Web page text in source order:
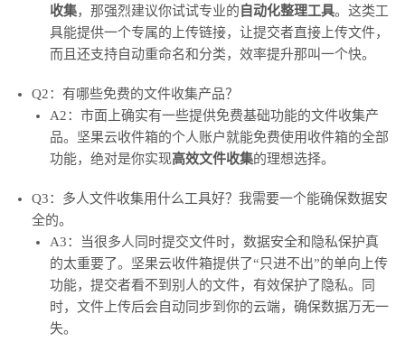
收集，那强烈建议你试试专业的 自动化整理工具。这类工
具能提供一个专属的上传链接，让提交者直接上传文件，
而且还支持自动重命名和分类，效率提升那叫一个快。
Q2：有哪些免费的文件收集产品？
A2：市面上确实有一些提供免费基础功能的文件收集产
品。坚果云收件箱的个人账户就能免费使用收件箱的全部
功能，绝对是你实现高效文件收集的理想选择。
Q3：多人文件收集用什么工具好？我需要一个能确保数据安
全的。
A3：当很多人同时提交文件时，数据安全和隐私保护真
的太重要了。坚果云收件箱提供了“只进不出”的单向上传
功能，提交者看不到别人的文件，有效保护了隐私。同
时，文件上传后会自动同步到你的云端，确保数据万无一
失。